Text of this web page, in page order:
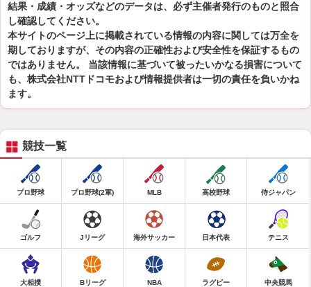
結果・成績・オッズなどのデータは、必ず主催者発行のものと照合
し確認してください。
本サイトのページ上に掲載されている情報の内容に関しては万全を
期しておりますが、その内容の正確性および安全性を保証するもの
ではありません。 当該情報に基づいて被ったいかなる損害について
も、株式会社NTTドコモおよび情報提供者は一切の責任を負いかね
ます。
競技一覧
プロ野球 プロ野球(2軍) MLB 高校野球 侍ジャパン
ゴルフ Jリーグ 海外サッカー 日本代表 テニス
大相撲 Bリーグ NBA ラグビー 中央競馬